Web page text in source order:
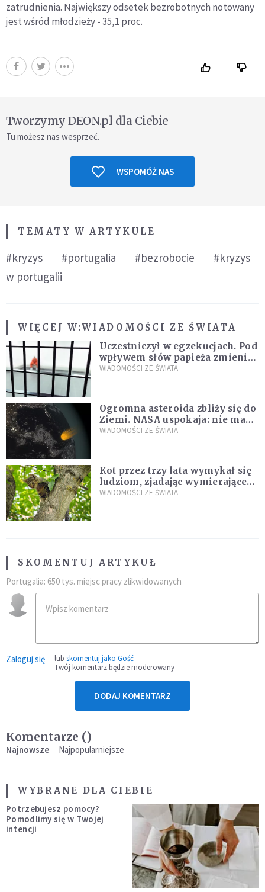
zatrudnienia. Największy odsetek bezrobotnych notowany
jest wśród młodzieży - 35,1 proc.
Tworzymy DEON.pl dla Ciebie
Tu możesz nas wesprzeć.
WSPOMÓŻ NAS
TEMATY W ARTYKULE
#kryzys #portugalia #bezrobocie
#kryzys
w portugalii
WIĘCEJ W:WIADOMOŚCI ZE ŚWIATA
Uczestniczył w egzekucjach. Pod
wpływem słów papieża zmienił
zdanie
WIADOMOŚCI ZE ŚWIATA
Ogromna asteroida zbliży się do
Ziemi. NASA uspokaja: nie ma
zagrożenia
WIADOMOŚCI ZE ŚWIATA
Kot przez trzy lata wymykał się
ludziom, zjadając wymierające
kaczki. W końcu popełnił
WIADOMOŚCI ZE ŚWIATA
SKOMENTUJ ARTYKUŁ
Portugalia: 650 tys. miejsc pracy zlikwidowanych
Zaloguj się lub skomentuj jako Gość
Twój komentarz będzie moderowany
DODAJ KOMENTARZ
Komentarze ()
Najnowsze Najpopularniejsze
WYBRANE DLA CIEBIE
Potrzebujesz pomocy?
Pomodlimy się w Twojej
intencji